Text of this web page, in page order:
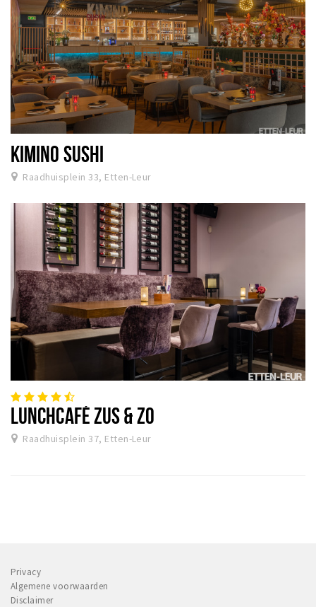
KIMINO SUSHI
Raadhuisplein 33, Etten-Leur
LUNCHCAFÉ ZUS & ZO
Raadhuisplein 37, Etten-Leur
Privacy
Algemene voorwaarden
Disclaimer